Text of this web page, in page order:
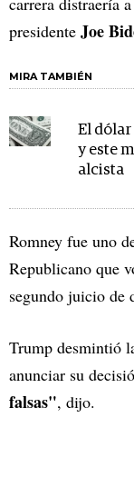
presidente Joe
MIRA TAMBIÉN
El dólar
y este
alcista
Romney fue uno
Republicano que
segundo juicio de
Trump desmintió
anunciar su
falsas", dijo.